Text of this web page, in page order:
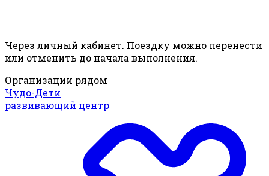
Через личный кабинет. Поездку можно перенести
или отменить до начала выполнения.
Организации рядом
Чудо-Дети
развивающий центр